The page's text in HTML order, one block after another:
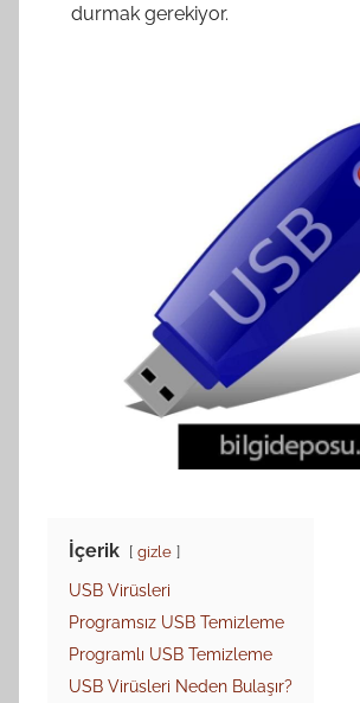
durmak gerekiyor.
İçerik gizle
USB Virüsleri
Programsız USB Temizleme
Programlı USB Temizleme
USB Virüsleri Neden Bulaşır?